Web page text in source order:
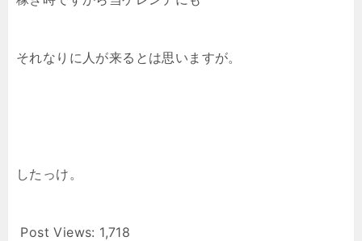
それなりに人が来るとは思いますが。
したっけ。
Post Views: 1,718